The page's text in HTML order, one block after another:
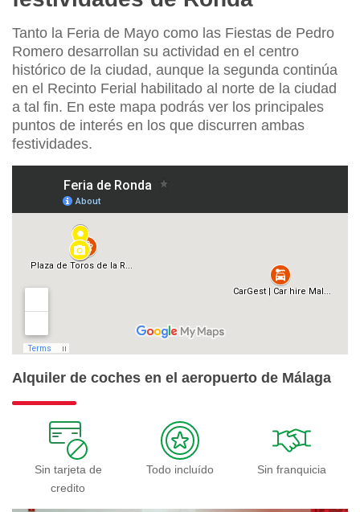
Tanto la Feria de Mayo como las Fiestas de Pedro
Romero desarrollan su actividad en el centro
histórico de la ciudad, aunque la segunda continúa
en el Recinto Ferial habilitado al norte de la ciudad
a tal fin. En este mapa podrás ver los principales
puntos de interés en los que discurren ambas
festividades.
Alquiler de coches en el aeropuerto de Málaga
Sin tarjeta de
credito
Todo incluído Sin franquicia